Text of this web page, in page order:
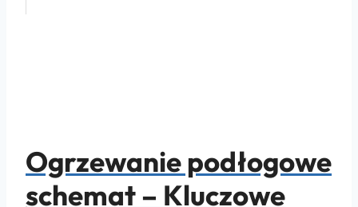
Ogrzewanie podłogowe
schemat – Kluczowe